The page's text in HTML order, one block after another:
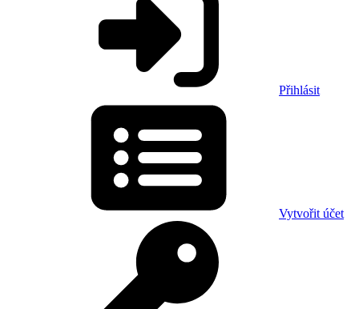
Přihlásit
Vytvořit účet